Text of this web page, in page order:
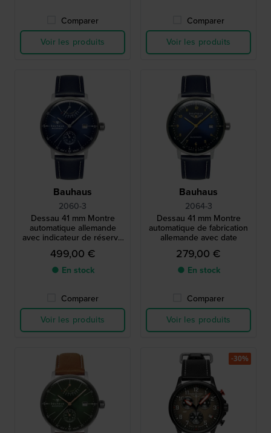
Comparer
Voir les produits
Comparer
Voir les produits
Bauhaus
2060-3
Dessau 41 mm Montre
automatique allemande
avec indicateur de réserve
de marche et cadran 24h
499,00 €
● En stock
Comparer
Voir les produits
Bauhaus
2064-3
Dessau 41 mm Montre
automatique de fabrication
allemande avec date
279,00 €
● En stock
Comparer
Voir les produits
-30%